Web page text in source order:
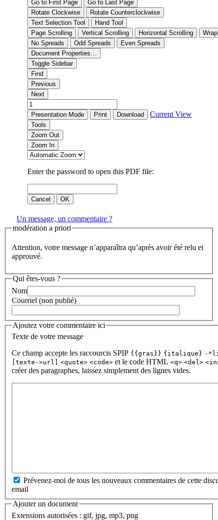
Un message, un commentaire ?
modération a priori
Attention, votre message n’apparaîtra qu’après avoir été relu et
approuvé.
Qui êtes-vous ?
Nom
Courriel (non publié)
Ajoutez votre commentaire ici
Texte de votre message
Ce champ accepte les raccourcis SPIP {{gras}} {italique} -
[texte->url]
<quote> <code> et le code HTML <q> <del>
créer des paragraphes, laissez simplement des lignes vides.
Prévenez-moi de tous les nouveaux commentaires de cette
email
Ajouter un document
Extensions autorisées : gif, jpg, mp3, png